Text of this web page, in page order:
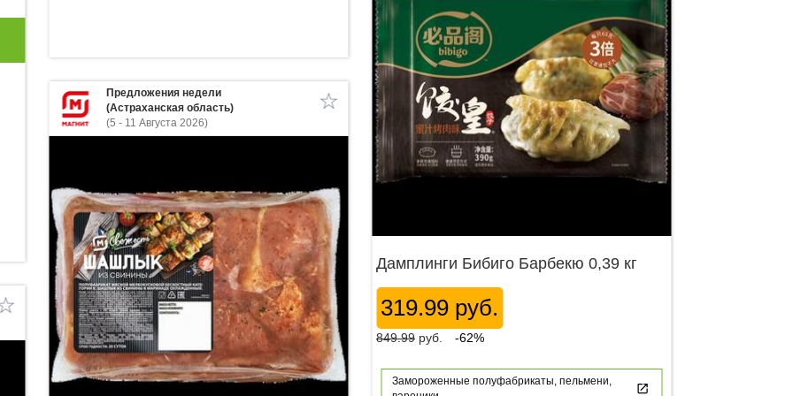
Дамплинги Бибиго Барбекю 0,39 кг
319.99 руб.
849.99 руб. -62%
Замороженные полуфабрикаты, пельмени,
Предложения недели
(Астраханская область)
(5 - 11 Августа 2026)